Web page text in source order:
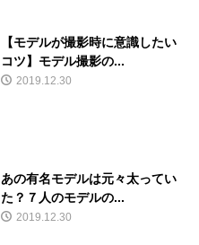
【モデルが撮影時に意識したい
コツ】モデル撮影の...
2019.12.30
あの有名モデルは元々太ってい
た？７人のモデルの...
2019.12.30